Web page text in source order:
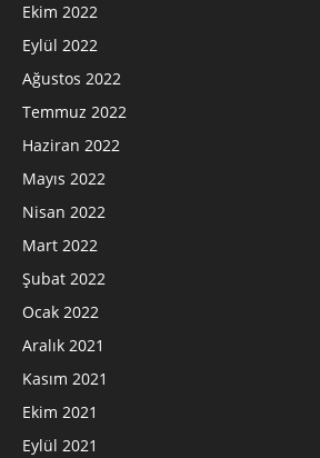
Ekim 2022
Eylül 2022
Ağustos 2022
Temmuz 2022
Haziran 2022
Mayıs 2022
Nisan 2022
Mart 2022
Şubat 2022
Ocak 2022
Aralık 2021
Kasım 2021
Ekim 2021
Eylül 2021